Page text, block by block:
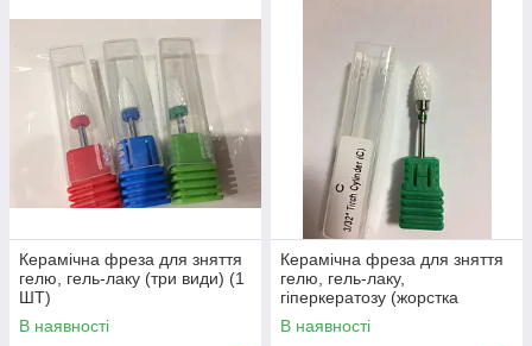
травмує нігті і шкіру. Особливості керамічних фрез полягають
у тому, що вони не схильні до корозії, не нагріваються і не
забиваються пилом. Прекрасно зарекомендувала себе в
медичному педикюрі. Керамічні фрези можна
використовувати при вологій і сухій обробці.
Призначення та використання:
Відмінно підходить для зняття штучних матеріалів з нігтів,
обробки мозолів, тріщин. Значно економить час при
видаленні гель-лакових покриттів і гелю, дозволяє обійтися
без розм'якшуються рідин і довгого очікування. Час зняття
гель-лаку значно скорочується: всього 5-10 хвилин.
Підлягають дезінфекції та стерилізації. При падінні з висоти
можуть розбиватися, тому потребують дбайливого
Керамічна фреза для зняття
гелю, гель-лаку (три види) (1
ШТ)
В наявності
Керамічна фреза для зняття
гелю, гель-лаку,
гіперкератозу (жорстка
насічка)
В наявності